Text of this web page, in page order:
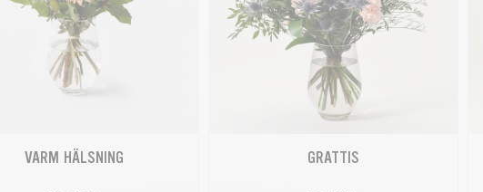
VARM HÄLSNING GRATTIS